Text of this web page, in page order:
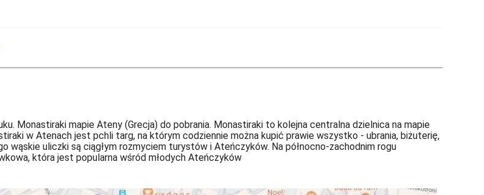
Monastiraki mapie Ateny (Grecja) do pobrania. Monastiraki to kolejna centralna dzielnica na mapie
w Atenach jest pchli targ, na którym codziennie można kupić prawie wszystko - ubrania, biżuterię,
wąskie uliczki są ciągłym rozmyciem turystów i Ateńczyków. Na północno-zachodnim rogu
która jest popularna wśród młodych Ateńczyków